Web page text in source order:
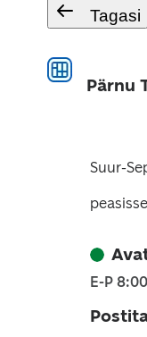
Tagasi
Pärnu
Suur-
E-P